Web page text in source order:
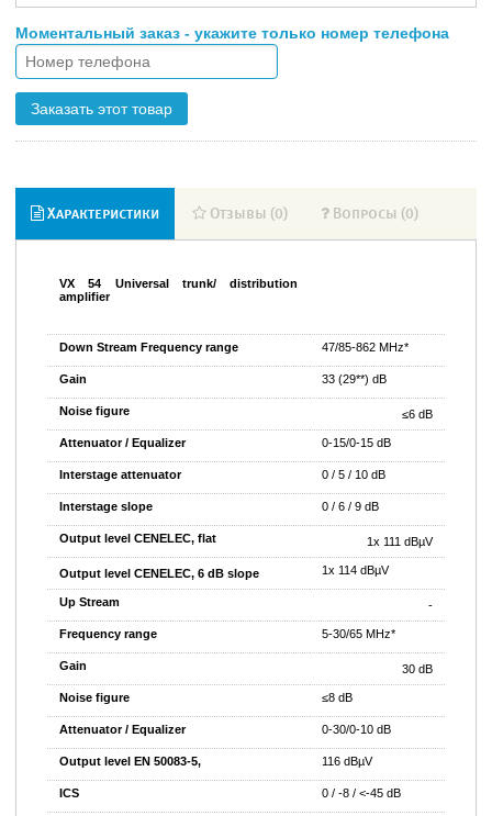
Моментальный заказ - укажите только номер телефона
Заказать этот товар
Характеристики Отзывы (0) Вопросы (0)
VX 54 Universal trunk/ distribution
amplifier
Down Stream Frequency range 47/85-862 MHz*
Gain 33 (29**) dB
Noise figure ≤6 dB
Attenuator / Equalizer 0-15/0-15 dB
Interstage attenuator 0 / 5 / 10 dB
Interstage slope 0 / 6 / 9 dB
Output level CENELEC, flat 1x 111 dBµV
Output level CENELEC, 6 dB slope 1x 114 dBµV
Up Stream -
Frequency range 5-30/65 MHz*
Gain 30 dB
Noise figure ≤8 dB
Attenuator / Equalizer 0-30/0-10 dB
Output level EN 50083-5, 116 dBµV
ICS 0 / -8 / <-45 dB